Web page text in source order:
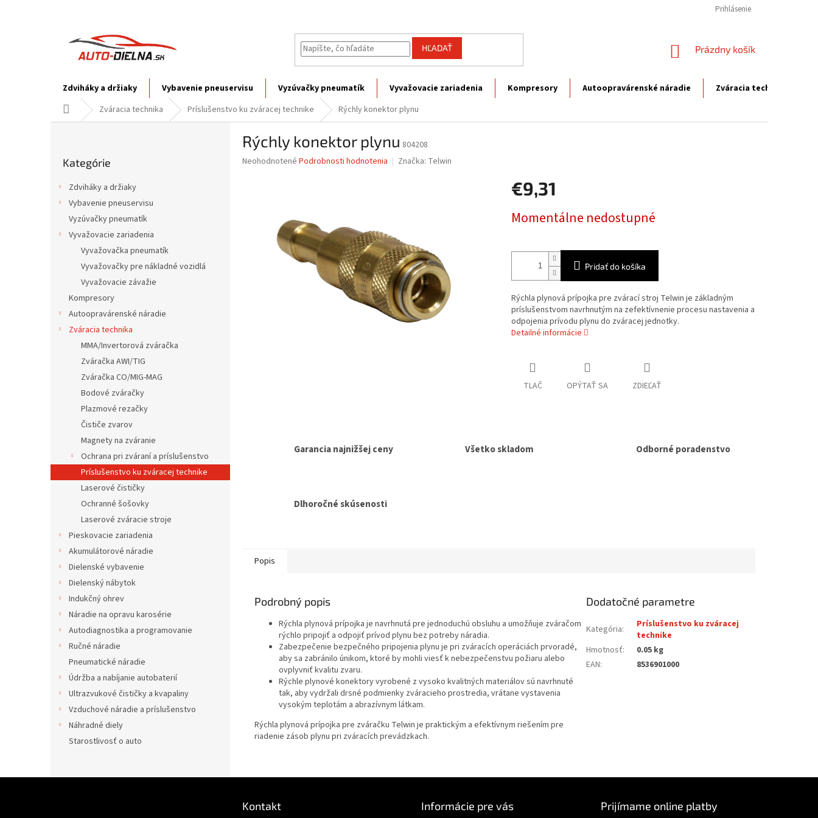
Prihlásenie
HĽADAŤ
NÁKUPNÝ
Prázdny košík
Zdviháky a držiaky Vybavenie pneuservisu Vyzúvačky pneumatík Vyvažovacie zariadenia Kompresory Autoopravárenské náradie Zváracia technika
Domov Zváracia technika Príslušenstvo ku zváracej technike Rýchly konektor plynu
kategórie
Kategórie
Zdviháky a držiaky
Vybavenie pneuservisu
Vyzúvačky pneumatík
Vyvažovacie zariadenia
Vyvažovačka pneumatík
Vyvažovačky pre nákladné vozidlá
Vyvažovacie závažie
Kompresory
Autoopravárenské náradie
Zváracia technika
MMA/Invertorová zváračka
Zváračka AWI/TIG
Zváračka CO/MIG-MAG
Bodové zváračky
Plazmové rezačky
Čističe zvarov
Magnety na zváranie
Ochrana pri zváraní a príslušenstvo
Príslušenstvo ku zváracej technike
Laserové čističky
Ochranné šošovky
Laserové zváracie stroje
Pieskovacie zariadenia
Akumulátorové náradie
Dielenské vybavenie
Dielenský nábytok
Indukčný ohrev
Náradie na opravu karosérie
Autodiagnostika a programovanie
Ručné náradie
Pneumatické náradie
Údržba a nabíjanie autobaterií
Ultrazvukové čističky a kvapaliny
Vzduchové náradie a príslušenstvo
Náhradné diely
Starostlivosť o auto
Rýchly konektor plynu 804208
Priemerné
hviezdičiek.
Neohodnotené Podrobnosti hodnotenia Značka: Telwin
€9,31
cena:
Momentálne nedostupné
Pridať do košíka
Rýchla plynová prípojka pre zvárací stroj Telwin je základným
príslušenstvom navrhnutým na zefektívnenie procesu nastavenia a
odpojenia prívodu plynu do zváracej jednotky.
Detailné informácie
TLAČ OPÝTAŤ SA ZDIEĽAŤ
Garancia najnižšej ceny Všetko skladom Odborné poradenstvo
Dlhoročné skúsenosti
Popis
Podrobný popis
Rýchla plynová prípojka je navrhnutá pre jednoduchú obsluhu a umožňuje zváračom
rýchlo pripojiť a odpojiť prívod plynu bez potreby náradia.
Zabezpečenie bezpečného pripojenia plynu je pri zváracích operáciách prvoradé,
aby sa zabránilo únikom, ktoré by mohli viesť k nebezpečenstvu požiaru alebo
ovplyvniť kvalitu zvaru.
Rýchle plynové konektory vyrobené z vysoko kvalitných materiálov sú navrhnuté
tak, aby vydržali drsné podmienky zváracieho prostredia, vrátane vystavenia
vysokým teplotám a abrazívnym látkam.
Rýchla plynová prípojka pre zváračku Telwin je praktickým a efektívnym riešením pre
riadenie zásob plynu pri zváracích prevádzkach.
Dodatočné parametre
Kategória:
Príslušenstvo ku zváracej
technike
Hmotnosť:
0.05 kg
EAN: 8536901000
Kontakt Informácie pre vás Prijímame online platby